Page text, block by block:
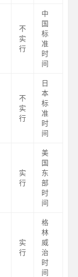
不
实
行
中
国
标
准
时
间
不
实
行
日
本
标
准
时
间
实
行
美
国
东
部
时
间
实
行
格
林
威
治
时
间